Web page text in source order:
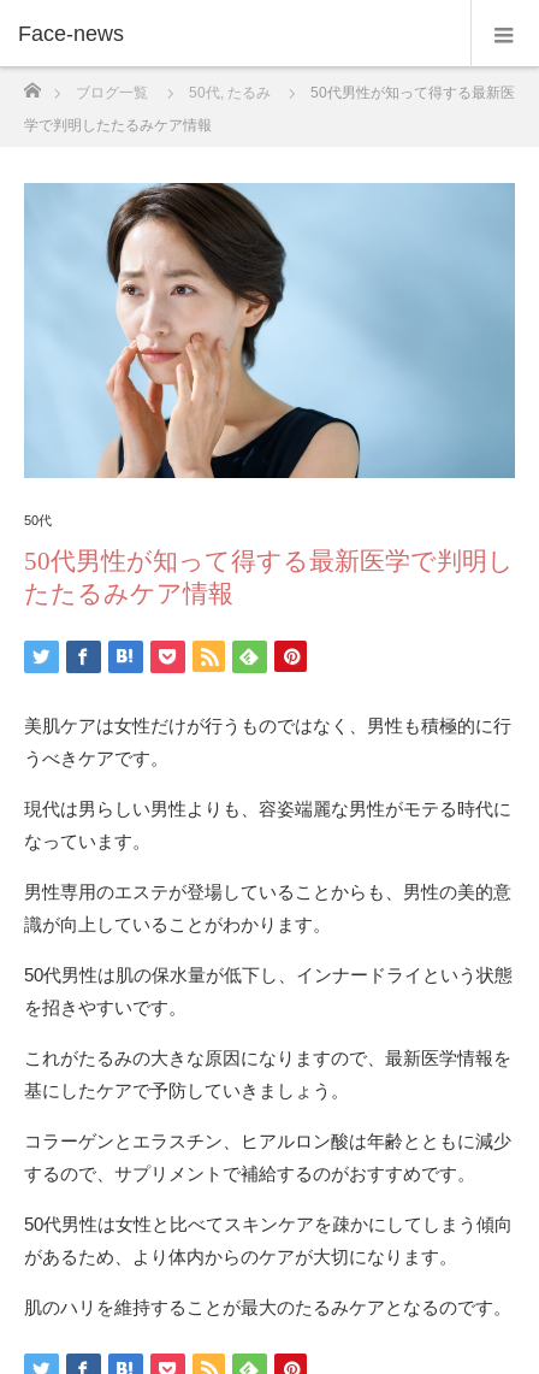
Face-news
ブログ一覧 50代, たるみ
50代男性が知って得する最新医
学で判明したたるみケア情報
50代
50代男性が知って得する最新医学で判明し
たたるみケア情報
美肌ケアは女性だけが行うものではなく、男性も積極的に行
うべきケアです。
現代は男らしい男性よりも、容姿端麗な男性がモテる時代に
なっています。
男性専用のエステが登場していることからも、男性の美的意
識が向上していることがわかります。
50代男性は肌の保水量が低下し、インナードライという状態
を招きやすいです。
これがたるみの大きな原因になりますので、最新医学情報を
基にしたケアで予防していきましょう。
コラーゲンとエラスチン、ヒアルロン酸は年齢とともに減少
するので、サプリメントで補給するのがおすすめです。
50代男性は女性と比べてスキンケアを疎かにしてしまう傾向
があるため、より体内からのケアが大切になります。
肌のハリを維持することが最大のたるみケアとなるのです。